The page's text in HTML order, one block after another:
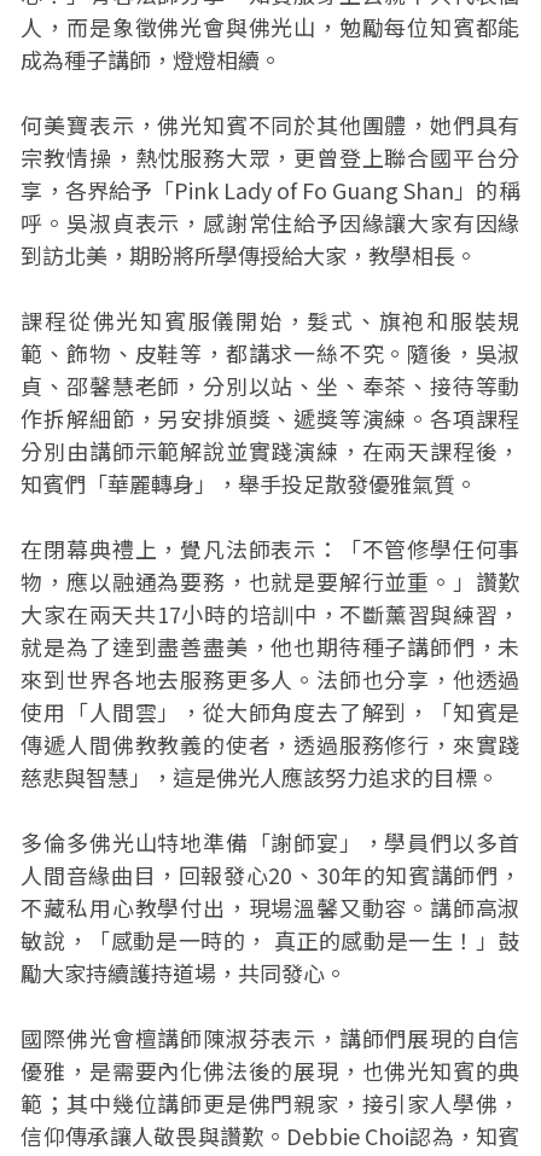
人，而是象徵佛光會與佛光山，勉勵每位知賓都能
成為種子講師，燈燈相續。
何美寶表示，佛光知賓不同於其他團體，她們具有
宗教情操，熱忱服務大眾，更曾登上聯合國平台分
享，各界給予「Pink Lady of Fo Guang Shan」的稱
呼。吳淑貞表示，感謝常住給予因緣讓大家有因緣
到訪北美，期盼將所學傳授給大家，教學相長。
課程從佛光知賓服儀開始，髮式、旗袍和服裝規
範、飾物、皮鞋等，都講求一絲不究。隨後，吳淑
貞、邵馨慧老師，分別以站、坐、奉茶、接待等動
作拆解細節，另安排頒獎、遞獎等演練。各項課程
分別由講師示範解說並實踐演練，在兩天課程後，
知賓們「華麗轉身」，舉手投足散發優雅氣質。
在閉幕典禮上，覺凡法師表示：「不管修學任何事
物，應以融通為要務，也就是要解行並重。」讚歎
大家在兩天共17小時的培訓中，不斷薰習與練習，
就是為了達到盡善盡美，他也期待種子講師們，未
來到世界各地去服務更多人。法師也分享，他透過
使用「人間雲」，從大師角度去了解到，「知賓是
傳遞人間佛教教義的使者，透過服務修行，來實踐
慈悲與智慧」，這是佛光人應該努力追求的目標。
多倫多佛光山特地準備「謝師宴」，學員們以多首
人間音緣曲目，回報發心20、30年的知賓講師們，
不藏私用心教學付出，現場溫馨又動容。講師高淑
敏說，「感動是一時的， 真正的感動是一生！」鼓
勵大家持續護持道場，共同發心。
國際佛光會檀講師陳淑芬表示，講師們展現的自信
優雅，是需要內化佛法後的展現，也佛光知賓的典
範；其中幾位講師更是佛門親家，接引家人學佛，
信仰傳承讓人敬畏與讚歎。Debbie Choi認為，知賓